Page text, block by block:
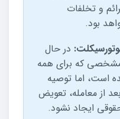
و تخلفات
بود.
در حال
که برای همه
است، اما توصیه
از معامله، تعویض
ایجاد نشود.